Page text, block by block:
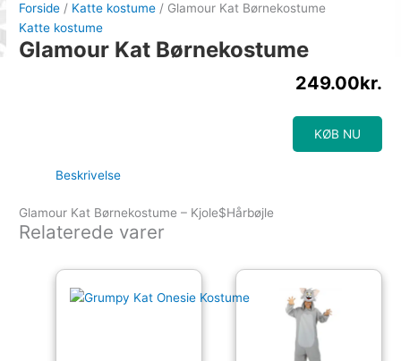
Forside / Katte kostume / Glamour Kat Børnekostume
Katte kostume
Glamour Kat Børnekostume
249.00kr.
KØB NU
Beskrivelse
Glamour Kat Børnekostume – Kjole$Hårbøjle
Relaterede varer